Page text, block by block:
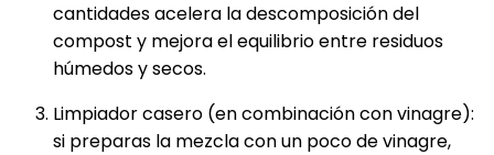
cantidades acelera la descomposición del
compost y mejora el equilibrio entre residuos
húmedos y secos.
Limpiador casero (en combinación con vinagre):
si preparas la mezcla con un poco de vinagre,